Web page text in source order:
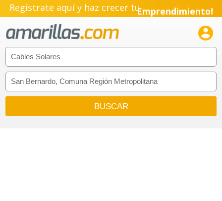
Regístrate aquí y haz crecer tuEmprendimiento!
